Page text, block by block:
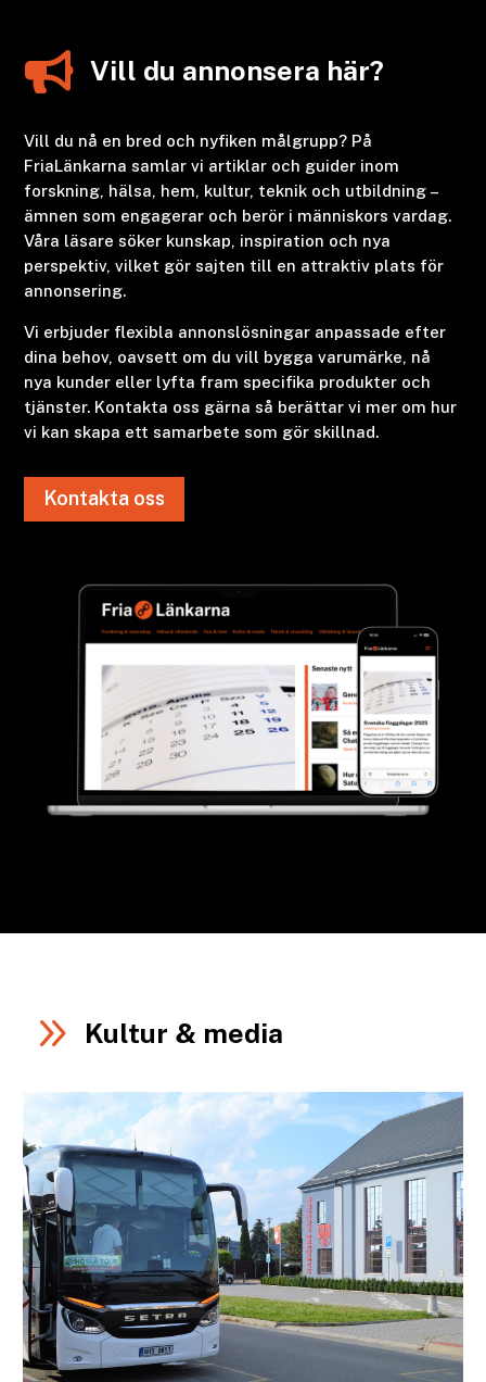
 Vill du annonsera här?
Vill du nå en bred och nyfiken målgrupp? På
FriaLänkarna samlar vi artiklar och guider inom
forskning, hälsa, hem, kultur, teknik och utbildning –
ämnen som engagerar och berör i människors vardag.
Våra läsare söker kunskap, inspiration och nya
perspektiv, vilket gör sajten till en attraktiv plats för
annonsering.
Vi erbjuder flexibla annonslösningar anpassade efter
dina behov, oavsett om du vill bygga varumärke, nå
nya kunder eller lyfta fram specifika produkter och
tjänster. Kontakta oss gärna så berättar vi mer om hur
vi kan skapa ett samarbete som gör skillnad.
Kontakta oss
9 Kultur & media